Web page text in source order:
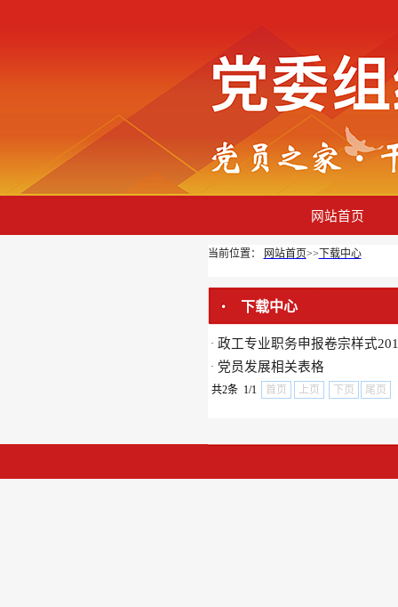
网站首页
当前位置： 网站首页>> 下载中心
下载中心
· 政工专业职务申报卷宗样式
· 党员发展相关表格
共2条 1/1 首页 上页 下页 尾页